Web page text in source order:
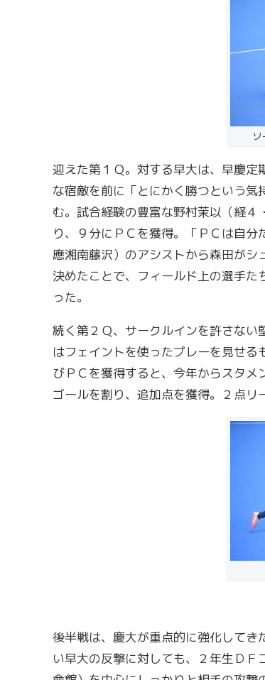
迎えた第１Ｑ。対する早大は、早慶
な宿敵を前に「とにかく勝つという
む。試合経験の豊富な野村茉以（経
り、９分にＰＣを獲得。「ＰＣは自
應湘南藤沢）のアシストから森田が
決めたことで、フィールド上の選手
った。
続く第２Ｑ、サークルインを許さな
はフェイントを使ったプレーを見せ
びＰＣを獲得すると、今年からスタ
ゴールを割り、追加点を獲得。２点リ
後半戦は、慶大が重点的に強化して
い早大の反撃に対しても、２年生Ｄ